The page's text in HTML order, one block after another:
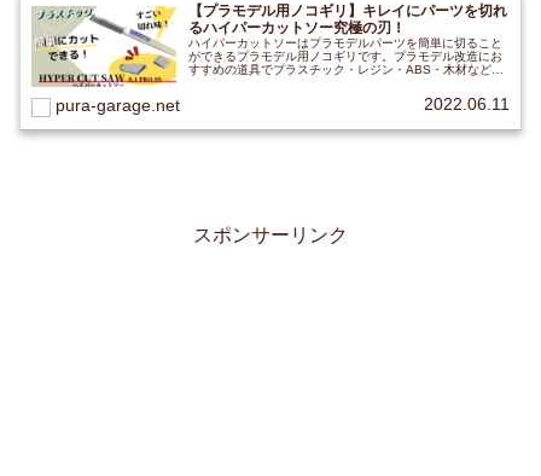
【プラモデル用ノコギリ】キレイにパーツを切れ
るハイパーカットソー究極の刃！
ハイパーカットソーはプラモデルパーツを簡単に切ること
ができるプラモデル用ノコギリです。プラモデル改造にお
すすめの道具でプラスチック・レジン・ABS・木材などキ
アやねんど細工・アクセサリー・小物など細かい作業の加
pura-garage.net 2022.06.11
スポンサーリンク